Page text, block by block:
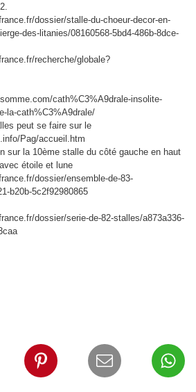
dossier/stalle-du-choeur-decor-en-
des-litanies/08160568-5bd4-486b-8dce-
recherche/globale?
cath%C3%A9drale-insolite-
la-cath%C3%A9drale/
peut se faire sur le
Pag/accueil.htm
sur la 10ème stalle du côté gauche en haut
étoile et lune
dossier/ensemble-de-83-
b20b-5c2f92980865
dossier/serie-de-82-stalles/a873a336-